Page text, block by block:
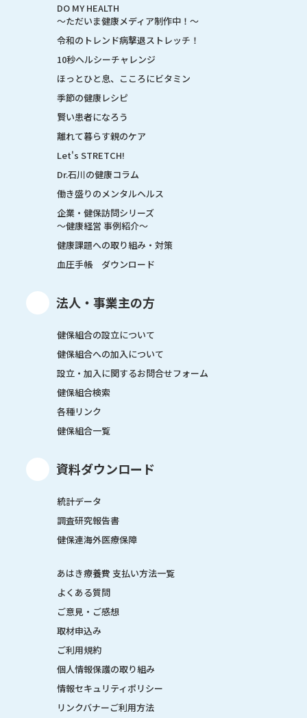
DO MY HEALTH
～ただいま健康メディア制作中！～
令和のトレンド病撃退ストレッチ！
10秒ヘルシーチャレンジ
ほっとひと息、こころにビタミン
季節の健康レシピ
賢い患者になろう
離れて暮らす親のケア
Let's STRETCH!
Dr.石川の健康コラム
働き盛りのメンタルヘルス
企業・健保訪問シリーズ
～健康経営 事例紹介～
健康課題への取り組み・対策
血圧手帳 ダウンロード
法人・事業主の方
健保組合の設立について
健保組合への加入について
設立・加入に関するお問合せフォーム
健保組合検索
各種リンク
健保組合一覧
資料ダウンロード
統計データ
調査研究報告書
健保連海外医療保障
あはき療養費 支払い方法一覧
よくある質問
ご意見・ご感想
取材申込み
ご利用規約
個人情報保護の取り組み
情報セキュリティポリシー
リンクバナーご利用方法